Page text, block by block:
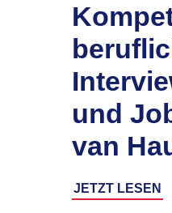
und
van
JETZT LESEN